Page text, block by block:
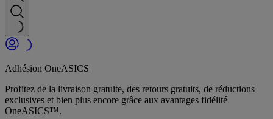
Adhésion OneASICS
Profitez de la livraison gratuite, des retours gratuits, de réductions
exclusives et bien plus encore grâce aux avantages fidélité
OneASICS™.